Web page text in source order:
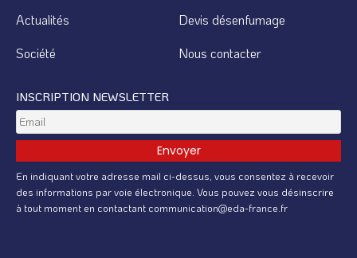
Actualités
Devis désenfumage
Société
Nous contacter
INSCRIPTION NEWSLETTER
En indiquant votre adresse mail ci-dessus, vous consentez à recevoir
des informations par voie électronique. Vous pouvez vous désinscrire
à tout moment en contactant communication@eda-france.fr